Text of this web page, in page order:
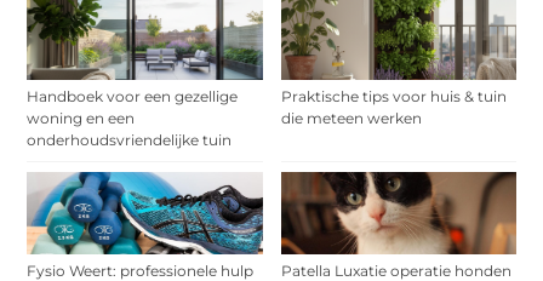
Handboek voor een gezellige
woning en een
onderhoudsvriendelijke tuin
Praktische tips voor huis & tuin
die meteen werken
Fysio Weert: professionele hulp
Patella Luxatie operatie honden